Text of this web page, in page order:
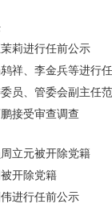
莉进行任前公示
祥、李金兵等进行
员、管委会副主任
接受审查调查
立元被开除党籍
开除党籍
进行任前公示